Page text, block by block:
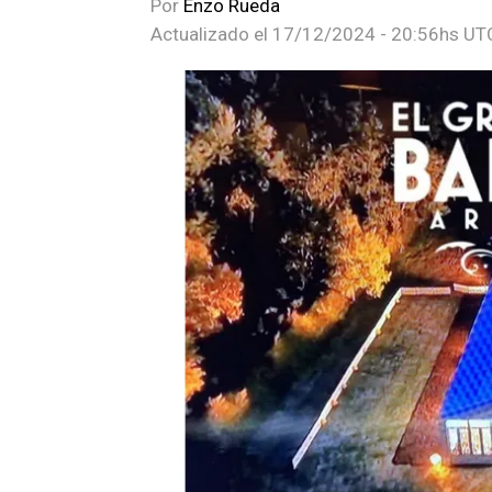
Por Enzo Rueda
Actualizado el 17/12/2024 - 20:56hs